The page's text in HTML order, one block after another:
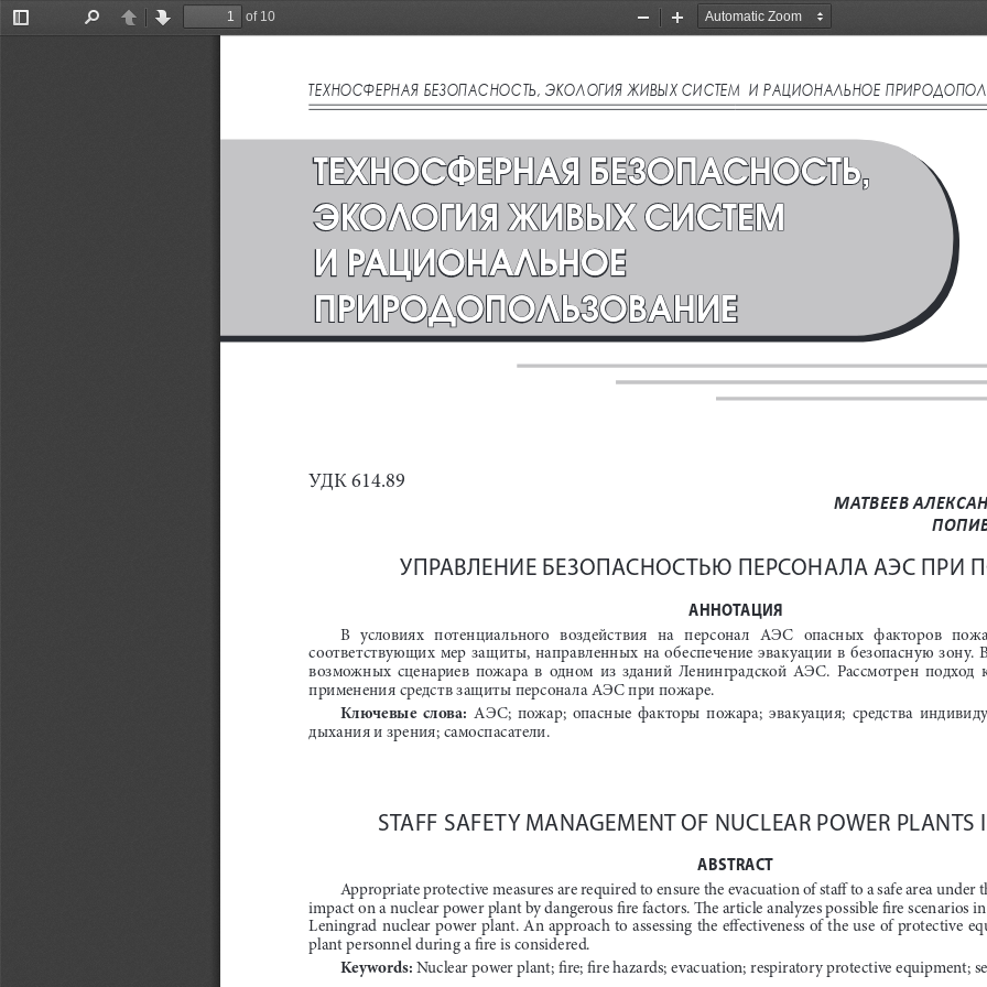
Toggle
PreviousNext
of 10
Zoom
Zoom
технОсФерная безОпаснОсть, эКОлОгия живых систеМ  и рациОнальнОе
ТЕХНОСФЕРНАЯ БЕЗОПАСНОСТЬ,
ЭКОЛОГИЯ ЖИВЫХ СИСТЕМ
И РАЦИОНАЛЬНОЕ
ПРИРОДОПОЛЬЗОВАНИЕ
УДК 614.89
МАТВЕЕВ
УПРАВЛЕНИЕ БЕЗОПАСНОСТЬЮ ПЕРСОНАЛА АЭС ПРИ
АННОТАЦИЯ
В   условиях   потенциального   воздействия   на   персонал   АЭС   опасных   факторов
соответствующих  мер  защиты,  направленных  на  обеспечение  эвакуации  в  безопасную  зону.
возможных  сценариев  пожара  в  одном  из  зданий  Ленинградской  АЭС.  Рассмотрен  подход
применения средств защиты персонала АЭС при пожаре.
Ключевые  слова:
АЭС;  пожар;  опасные  факторы  пожара;  эвакуация;  средства
дыхания и зрения; самоспасатели
STAFF SAFETY MANAGEMENT OF NUCLEAR POWER PLANTS
ABSTRACT
Appropriate protective measures are required to ensure the evacuation of staff to a safe area
impact on a nuclear power plant by dangerous fire factors. The article analyzes possible fire scenarios
Leningrad nuclear power plant. An approach to assessing the effectiveness of the use of protective
plant personnel during a fire is considered.
Keywords: Nuclear power plant; fire; fire hazards; evacuation; respiratory protective equipment;